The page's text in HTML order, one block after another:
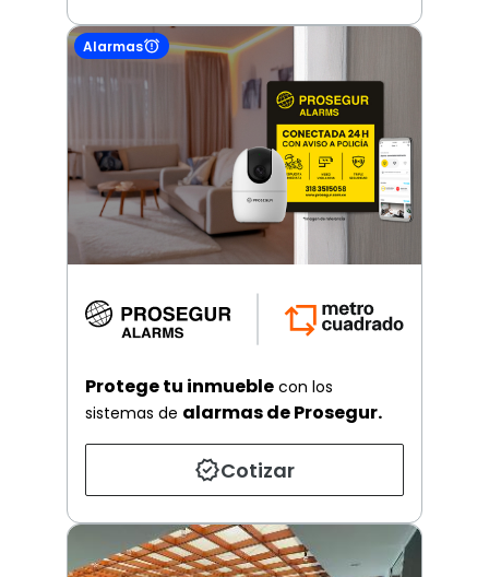
Alarmas
Protege tu inmueble con los
sistemas de alarmas de Prosegur.
Cotizar